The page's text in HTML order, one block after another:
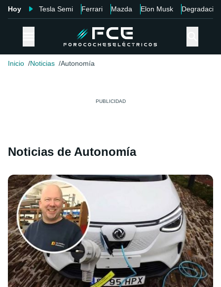
Hoy Tesla Semi Ferrari Mazda Elon Musk Degradación
Inicio Noticias Autonomía
Noticias de Autonomía